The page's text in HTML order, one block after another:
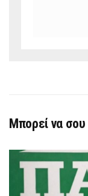
Μπορεί να